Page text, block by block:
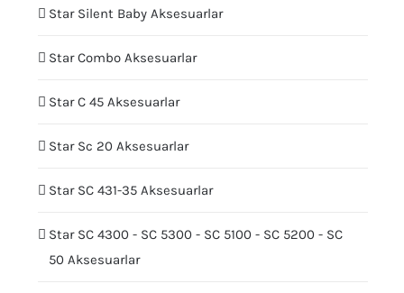
Star Silent Baby Aksesuarlar
Star Combo Aksesuarlar
Star C 45 Aksesuarlar
Star Sc 20 Aksesuarlar
Star SC 431-35 Aksesuarlar
Star SC 4300 - SC 5300 - SC 5100 - SC 5200 - SC
50 Aksesuarlar